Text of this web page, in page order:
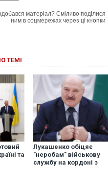
матеріал? Сміливо поділися
ним в соцмережах через ці кнопки
ТЕМІ
та
Лукашенко обіцяє
"неробам" військову
службу на кордоні з